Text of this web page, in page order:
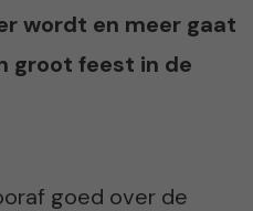
wordt en meer gaat
groot feest in de
goed over de